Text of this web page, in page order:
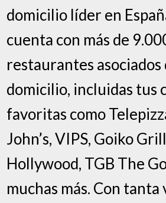
domicilio líder en
cuenta con más de
restaurantes asociados
domicilio, incluidas tus
favoritas como
John’s, VIPS, Goiko
Hollywood, TGB The
muchas más. Con tanta